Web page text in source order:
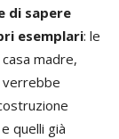
di sapere
esemplari: le
madre,
verrebbe
quelli già